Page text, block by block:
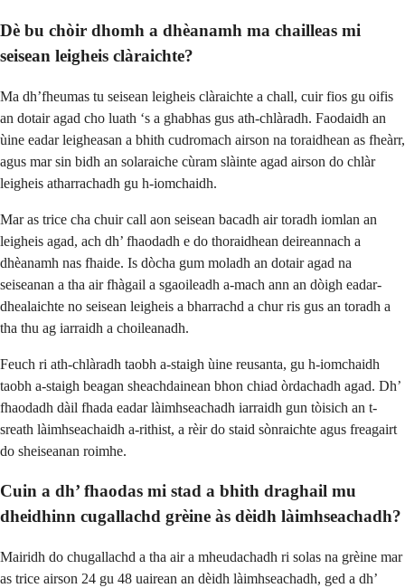
Dè bu chòir dhomh a dhèanamh ma chailleas mi
seisean leigheis clàraichte?
Ma dh’fheumas tu seisean leigheis clàraichte a chall, cuir fios gu oifis
an dotair agad cho luath ‘s a ghabhas gus ath-chlàradh. Faodaidh an
ùine eadar leigheasan a bhith cudromach airson na toraidhean as fheàrr,
agus mar sin bidh an solaraiche cùram slàinte agad airson do chlàr
leigheis atharrachadh gu h-iomchaidh.
Mar as trice cha chuir call aon seisean bacadh air toradh iomlan an
leigheis agad, ach dh’ fhaodadh e do thoraidhean deireannach a
dhèanamh nas fhaide. Is dòcha gum moladh an dotair agad na
seiseanan a tha air fhàgail a sgaoileadh a-mach ann an dòigh eadar-
dhealaichte no seisean leigheis a bharrachd a chur ris gus an toradh a
tha thu ag iarraidh a choileanadh.
Feuch ri ath-chlàradh taobh a-staigh ùine reusanta, gu h-iomchaidh
taobh a-staigh beagan sheachdainean bhon chiad òrdachadh agad. Dh’
fhaodadh dàil fhada eadar làimhseachadh iarraidh gun tòisich an t-
sreath làimhseachaidh a-rithist, a rèir do staid sònraichte agus freagairt
do sheiseanan roimhe.
Cuin a dh’ fhaodas mi stad a bhith draghail mu
dheidhinn cugallachd grèine às dèidh làimhseachadh?
Mairidh do chugallachd a tha air a mheudachadh ri solas na grèine mar
as trice airson 24 gu 48 uairean an dèidh làimhseachadh, ged a dh’